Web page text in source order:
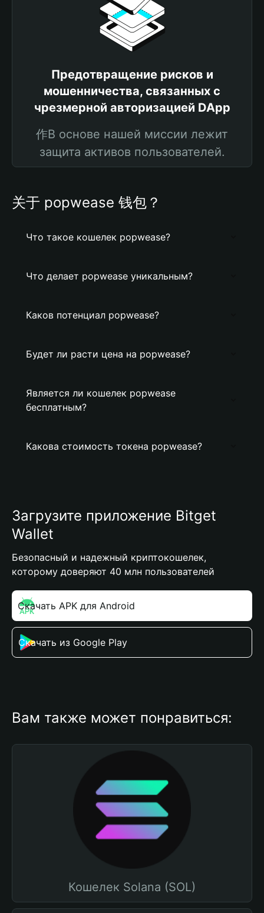
Предотвращение рисков и
мошенничества, связанных с
чрезмерной авторизацией DApp
作В основе нашей миссии лежит
защита активов пользователей.
关于 popwease 钱包？
Что такое кошелек popwease?
Что делает popwease уникальным?
Каков потенциал popwease?
Будет ли расти цена на popwease?
Является ли кошелек popwease
бесплатным?
Какова стоимость токена popwease?
Загрузите приложение Bitget
Wallet
Безопасный и надежный криптокошелек,
которому доверяют 40 млн пользователей
Скачать APK для Android
Скачать из Google Play
Вам также может понравиться:
Кошелек Solana (SOL)